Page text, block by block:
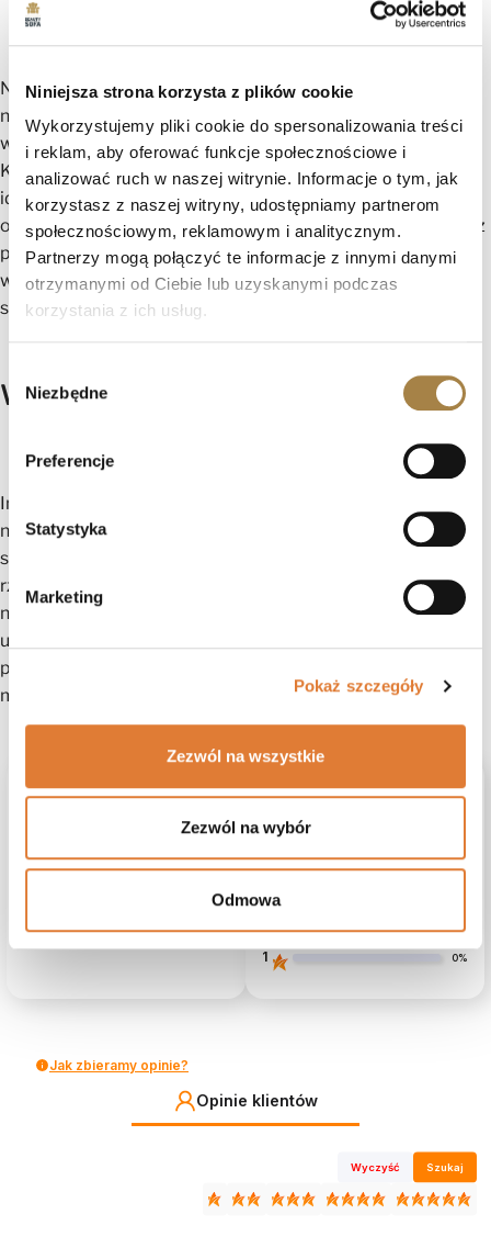
Niniejsza strona korzysta z plików cookie
Wykorzystujemy pliki cookie do spersonalizowania treści
i reklam, aby oferować funkcje społecznościowe i
analizować ruch w naszej witrynie. Informacje o tym, jak
korzystasz z naszej witryny, udostępniamy partnerom
społecznościowym, reklamowym i analitycznym.
Partnerzy mogą połączyć te informacje z innymi danymi
otrzymanymi od Ciebie lub uzyskanymi podczas
korzystania z ich usług.
zgody
Niezbędne
Preferencje
Statystyka
Marketing
Pokaż szczegóły
Zezwól na wszystkie
Zezwól na wybór
Odmowa
spody stołów nie są fornirowane
Niezwykłe połączenie solidnych metalowych nóg z ciepłym i
naturalnym drewnianym blatem tworzy spektakularny
wygląd, który doda charakteru Twojemu wnętrzu.
Kompaktowe wymiary i okrągły korpus stolika sprawiają, że
idealnie nadaje się on do większych i mniejszych salonów,
oszczędzając cenną przestrzeń. Trwałość i solidność to nasz
priorytet, dlatego stolik został starannie wykonany z
wysokiej jakości materiałów, aby zapewnić Ci długotrwałą
satysfakcję z jego użytkowania.
Wymiary:
Wysokość:
Informujemy, że wszystkie wymiary mebli tapicerowanych
należy podawać z tolerancją +/- 2%. Dokładamy wszelkich
starań, aby wszystkie kolory wyglądały tak, jak w
rzeczywistości. Należy pamiętać, że mogą się one
nieznacznie różnić od rzeczywistości ze względu na
ustawienia monitora i karty graficznej. Nie jest to zatem
powód do reklamacji. Ponadto kolory różnych serii tkanin
mogą mieć różne odcienie.
5.0
5 100%
4
1 0%
Jak zbieramy opinie?
Opinie klientów
Wyczyść Szukaj